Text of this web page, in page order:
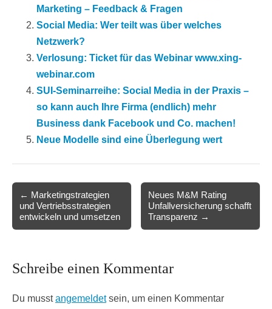
Marketing – Feedback & Fragen
Social Media: Wer teilt was über welches
Netzwerk?
Verlosung: Ticket für das Webinar www.xing-
webinar.com
SUI-Seminarreihe: Social Media in der Praxis –
so kann auch Ihre Firma (endlich) mehr
Business dank Facebook und Co. machen!
Neue Modelle sind eine Überlegung wert
navigation
← Marketingstrategien
und Vertriebsstrategien
entwickeln und umsetzen
Neues M&M Rating
Unfallversicherung schafft
Transparenz →
Schreibe einen Kommentar
Du musstangemeldetsein, um einen Kommentar